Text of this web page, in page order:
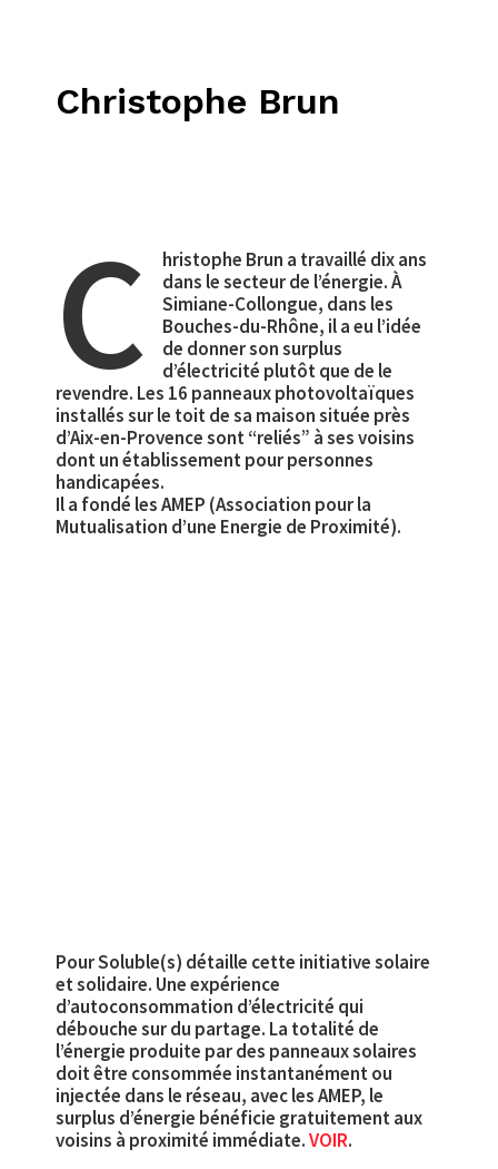
Christophe Brun
C
hristophe Brun a travaillé dix ans
dans le secteur de l’énergie. À
Simiane-Collongue, dans les
Bouches-du-Rhône, il a eu l’idée
de donner son surplus
d’électricité plutôt que de le
revendre. Les 16 panneaux photovoltaïques
installés sur le toit de sa maison située près
d’Aix-en-Provence sont “reliés” à ses voisins
dont un établissement pour personnes
handicapées.
Il a fondé les AMEP (Association pour la
Mutualisation d’une Energie de Proximité).
Pour Soluble(s) détaille cette initiative solaire
et solidaire. Une expérience
d’autoconsommation d’électricité qui
débouche sur du partage. La totalité de
l’énergie produite par des panneaux solaires
doit être consommée instantanément ou
injectée dans le réseau, avec les AMEP, le
surplus d’énergie bénéficie gratuitement aux
voisins à proximité immédiate.VOIR.